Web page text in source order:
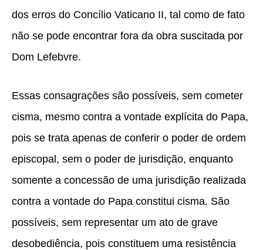
dos erros do Concílio Vaticano II, tal como de fato
não se pode encontrar fora da obra suscitada por
Dom Lefebvre.
Essas consagrações são possíveis, sem cometer
cisma, mesmo contra a vontade explícita do Papa,
pois se trata apenas de conferir o poder de ordem
episcopal, sem o poder de jurisdição, enquanto
somente a concessão de uma jurisdição realizada
contra a vontade do Papa constitui cisma. São
possíveis, sem representar um ato de grave
desobediência, pois constituem uma resistência